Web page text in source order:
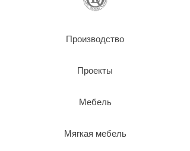
Производство
Проекты
Мебель
Мягкая мебель